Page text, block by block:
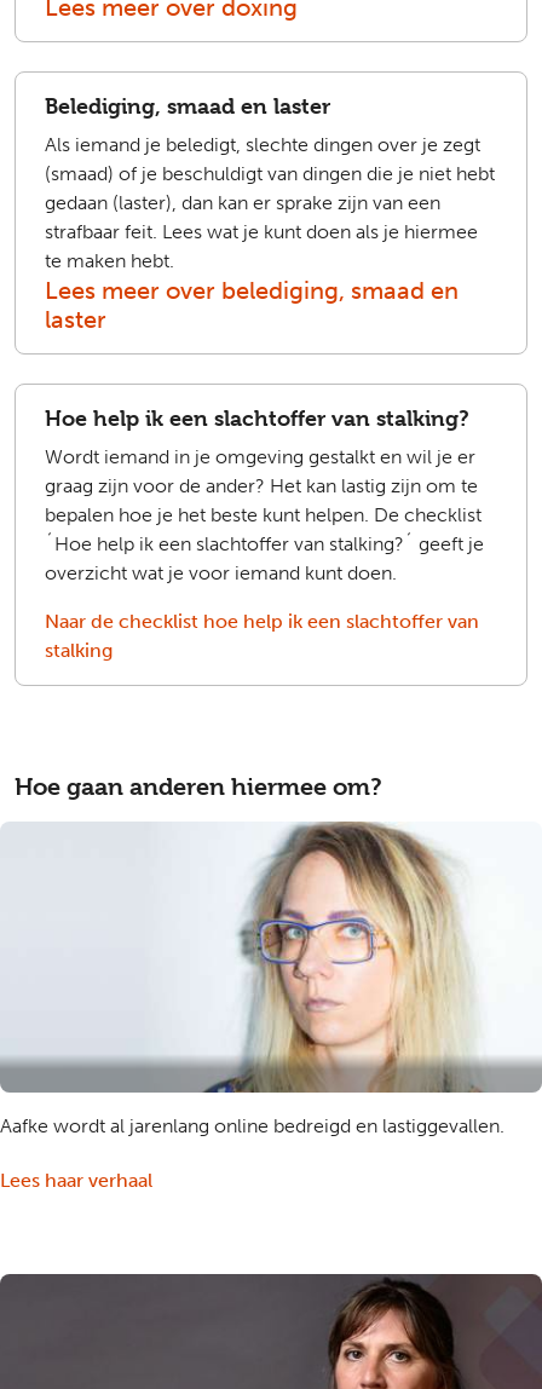
Lees meer over doxing
Belediging, smaad en laster
Als iemand je beledigt, slechte dingen over je zegt
(smaad) of je beschuldigt van dingen die je niet hebt
gedaan (laster), dan kan er sprake zijn van een
strafbaar feit. Lees wat je kunt doen als je hiermee
te maken hebt.
Lees meer over belediging, smaad en
laster
Hoe help ik een slachtoffer van stalking?
Wordt iemand in je omgeving gestalkt en wil je er
graag zijn voor de ander? Het kan lastig zijn om te
bepalen hoe je het beste kunt helpen. De checklist
´Hoe help ik een slachtoffer van stalking?´ geeft je
overzicht wat je voor iemand kunt doen.
Naar de checklist hoe help ik een slachtoffer van
stalking
Hoe gaan anderen hiermee om?
Aafke wordt al jarenlang online bedreigd en lastiggevallen.
Lees haar verhaal